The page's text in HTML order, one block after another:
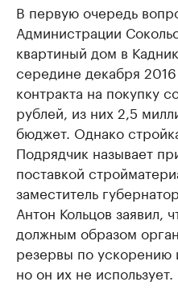
В первую очередь
Администрации
квартиный дом в
середине декабря
контракта на покупку
рублей, из них 2,5
бюджет. Однако
Подрядчик называет
поставкой
заместитель
Антон Кольцов заявил,
должным образом
резервы по ускорению
но он их не использует.